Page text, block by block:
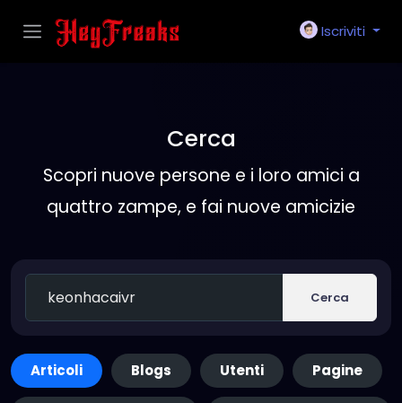
Iscriviti
Cerca
Scopri nuove persone e i loro amici a
quattro zampe, e fai nuove amicizie
Cerca
Articoli Blogs Utenti Pagine